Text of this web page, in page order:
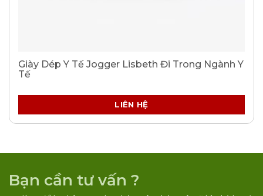
Giày Dép Y Tế Jogger Lisbeth Đi Trong Ngành Y
Tế
LIÊN HỆ
Bạn cần tư vấn ?